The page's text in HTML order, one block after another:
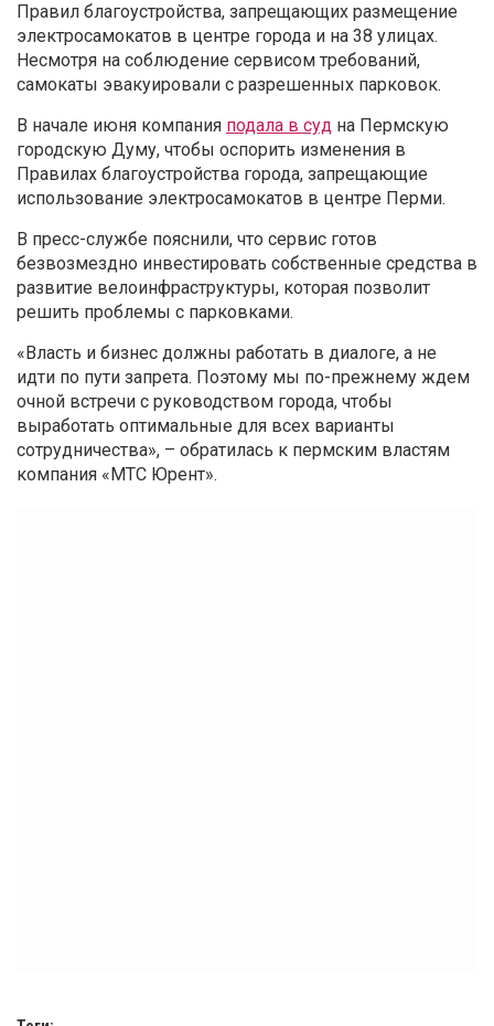
Правил благоустройства, запрещающих размещение
электросамокатов в центре города и на 38 улицах.
Несмотря на соблюдение сервисом требований,
самокаты эвакуировали с разрешенных парковок.
В начале июня компания подала в суд на Пермскую
городскую Думу, чтобы оспорить изменения в
Правилах благоустройства города, запрещающие
использование электросамокатов в центре Перми.
В пресс-службе пояснили, что сервис готов
безвозмездно инвестировать собственные средства в
развитие велоинфраструктуры, которая позволит
решить проблемы с парковками.
«Власть и бизнес должны работать в диалоге, а не
идти по пути запрета. Поэтому мы по-прежнему ждем
очной встречи с руководством города, чтобы
выработать оптимальные для всех варианты
сотрудничества», – обратилась к пермским властям
компания «МТС Юрент».